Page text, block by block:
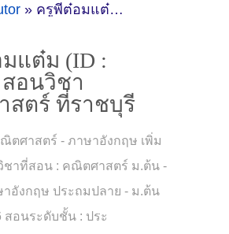
» ครูพี่ต๋อมแต๋ม (ID : 13499) สอนวิชาคณิตศาสตร์ ที่ราชบุรี
แต๋ม (ID :
สอนวิชา
ตร์ ที่ราชบุรี
ตศาสตร์ - ภาษาอังกฤษ เพิ่ม
ชาที่สอน : คณิตศาสตร์ ม.ต้น -
าอังกฤษ ประถมปลาย - ม.ต้น
สอนระดับชั้น : ประ